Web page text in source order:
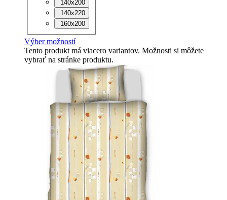
140x200
140x220
160x200
Výber možností
Tento produkt má viacero variantov. Možnosti si môžete
vybrať na stránke produktu.